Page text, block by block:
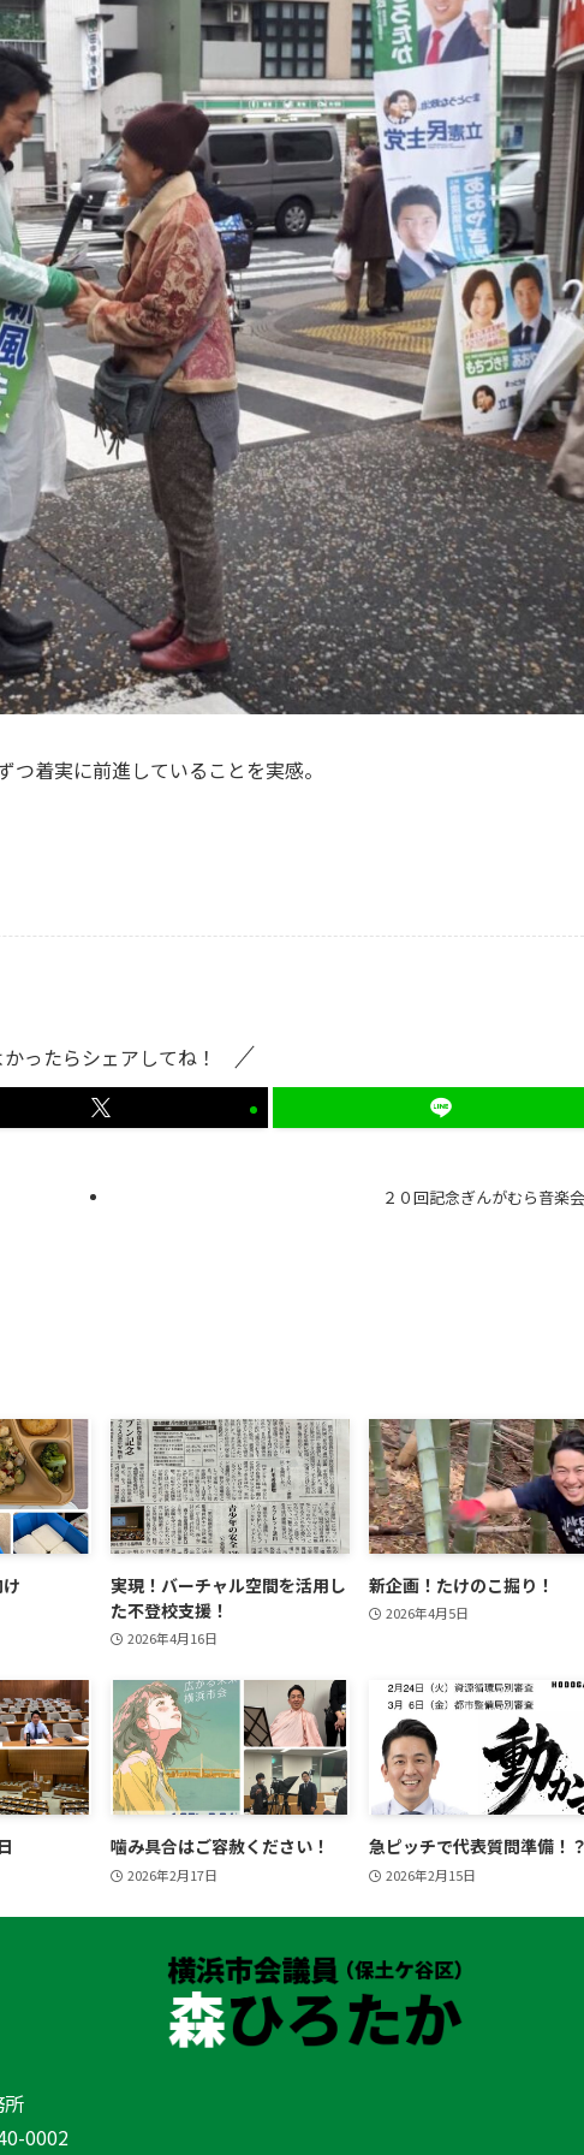
着実に前進していることを実感。
かったらシェアしてね！
２０回記念ぎんがむら音楽会
実現！バーチャル空間を活用し
た不登校支援！
2026年4月16日
新企画！たけのこ掘り！
2026年4月5日
噛み具合はご容赦ください！
2026年2月17日
急ピッチで代表質問準備！
2026年2月15日
0002